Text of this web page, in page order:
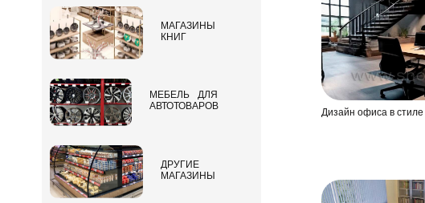
Дизайн офиса в стиле
МАГАЗИНЫ
КНИГ
МЕБЕЛЬ ДЛЯ
АВТОТОВАРОВ
ДРУГИЕ
МАГАЗИНЫ